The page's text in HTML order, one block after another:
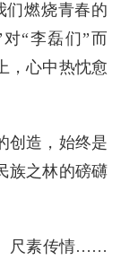
们燃烧青春的
“李磊们”而
，心中热忱愈
创造，始终是
族之林的磅礴
尺素传情……